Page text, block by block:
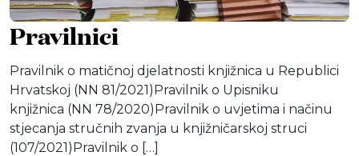
Pravilnici
Pravilnik o matičnoj djelatnosti knjižnica u Republici
Hrvatskoj (NN 81/2021)Pravilnik o Upisniku
knjižnica (NN 78/2020)Pravilnik o uvjetima i načinu
stjecanja stručnih zvanja u knjižničarskoj struci
(107/2021)Pravilnik o […]